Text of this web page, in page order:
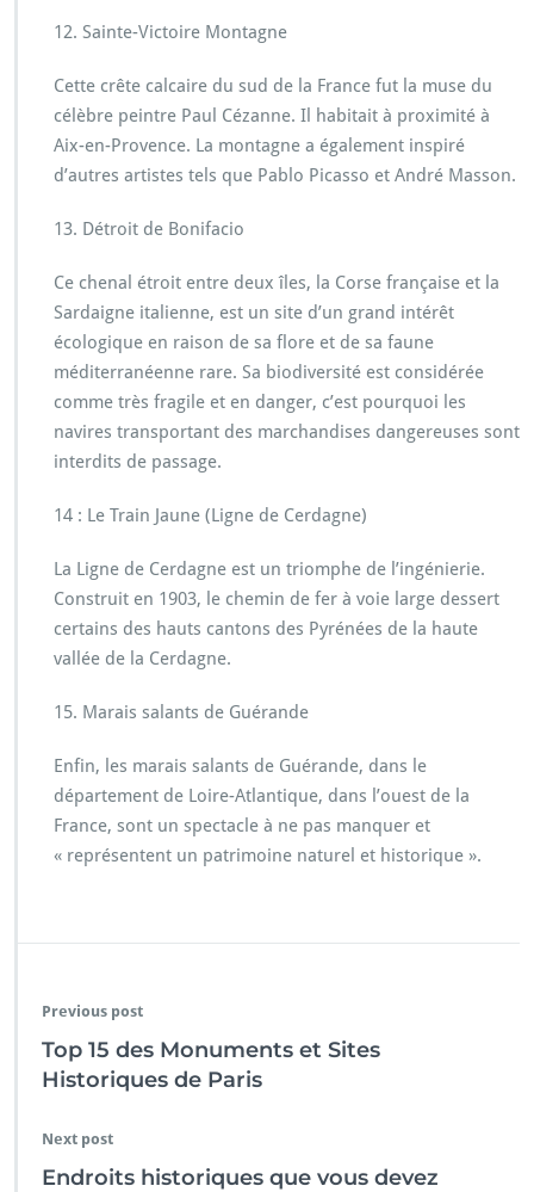
12. Sainte-Victoire Montagne
Cette crête calcaire du sud de la France fut la muse du
célèbre peintre Paul Cézanne. Il habitait à proximité à
Aix-en-Provence. La montagne a également inspiré
d’autres artistes tels que Pablo Picasso et André Masson.
13. Détroit de Bonifacio
Ce chenal étroit entre deux îles, la Corse française et la
Sardaigne italienne, est un site d’un grand intérêt
écologique en raison de sa flore et de sa faune
méditerranéenne rare. Sa biodiversité est considérée
comme très fragile et en danger, c’est pourquoi les
navires transportant des marchandises dangereuses sont
interdits de passage.
14 : Le Train Jaune (Ligne de Cerdagne)
La Ligne de Cerdagne est un triomphe de l’ingénierie.
Construit en 1903, le chemin de fer à voie large dessert
certains des hauts cantons des Pyrénées de la haute
vallée de la Cerdagne.
15. Marais salants de Guérande
Enfin, les marais salants de Guérande, dans le
département de Loire-Atlantique, dans l’ouest de la
France, sont un spectacle à ne pas manquer et
« représentent un patrimoine naturel et historique ».
Previous post
Top 15 des Monuments et Sites
Historiques de Paris
Next post
Endroits historiques que vous devez